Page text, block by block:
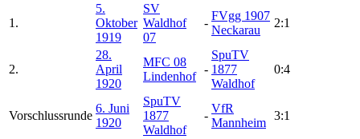
1.
5.
Oktober
1919
SV
Waldhof
07
-
FVgg 1907
Neckarau
2:1
2.
28.
April
1920
MFC 08
Lindenhof
-
SpuTV
1877
Waldhof
0:4
Vorschlussrunde
6. Juni
1920
SpuTV
1877
Waldhof
-
VfR
Mannheim
3:1